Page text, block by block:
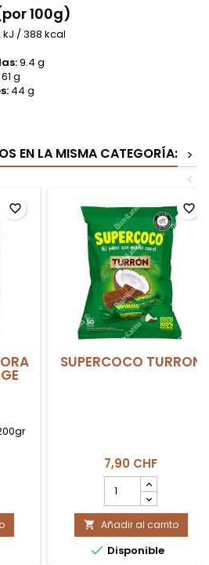
100g)
kJ / 388 kcal
9.4 g
61 g
44 g
EN LA MISMA CATEGORÍA: >
<
favorite_border
SUPERCOCO TURRON
7,90 CHF
cantidad
del
producto
SUPERCOCO
TURRON
 Añadir al carrito
 Disponible
favorite_border